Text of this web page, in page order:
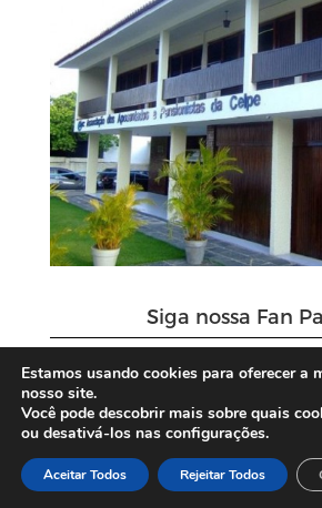
Siga nossa Fan
Estamos usando cookies para oferecer a
nosso site.
Você pode descobrir mais sobre quais
ou desativá-los nas configurações.
Aceitar Todos Rejeitar Todos